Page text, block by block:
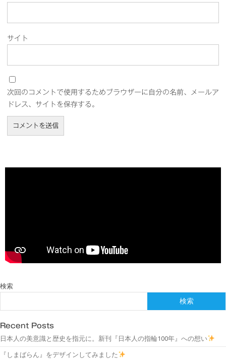
サイト
次回のコメントで使用するためブラウザーに自分の名前、メールア
ドレス、サイトを保存する。
検索
検索
Recent Posts
日本人の美意識と歴史を指元に。新刊『日本人の指輪100年』への想い
『しまばらん』をデザインしてみました